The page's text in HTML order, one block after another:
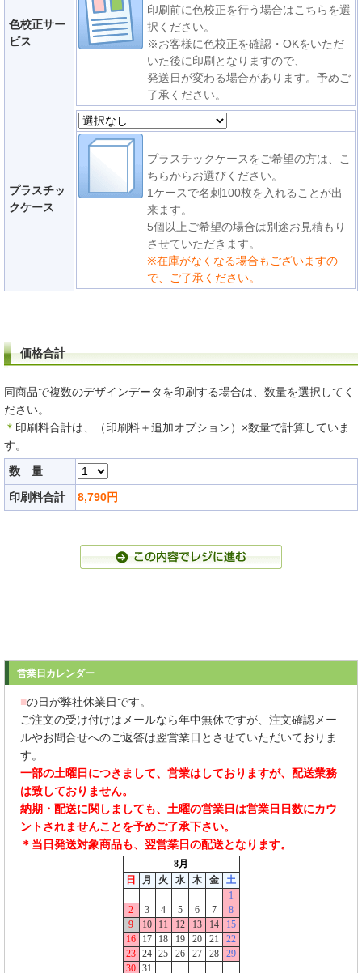
色校正サー
ビス
印刷前に色校正を行う場合はこちらを選
択ください。
※お客様に色校正を確認・OKをいただ
いた後に印刷となりますので、
発送日が変わる場合があります。予めご
了承ください。
プラスチッ
クケース
プラスチックケースをご希望の方は、こ
ちらからお選びください。
1ケースで名刺100枚を入れることが出
来ます。
5個以上ご希望の場合は別途お見積もり
させていただきます。
※在庫がなくなる場合もございますの
で、ご了承ください。
価格合計
同商品で複数のデザインデータを印刷する場合は、数量を選択してく
ださい。
＊ 印刷料合計は、（印刷料＋追加オプション）×数量で計算していま
す。
数 量
印刷料合計
8,790円
営業日カレンダー
■の日が弊社休業日です。
ご注文の受け付けはメールなら年中無休ですが、注文確認メー
ルやお問合せへのご返答は翌営業日とさせていただいておりま
す。
一部の土曜日につきまして、営業はしておりますが、配送業務
は致しておりません。
納期・配送に関しましても、土曜の営業日は営業日日数にカウ
ントされませんことを予めご了承下さい。
＊当日発送対象商品も、翌営業日の配送となります。